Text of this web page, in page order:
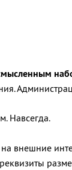
Навсегда.
внешние